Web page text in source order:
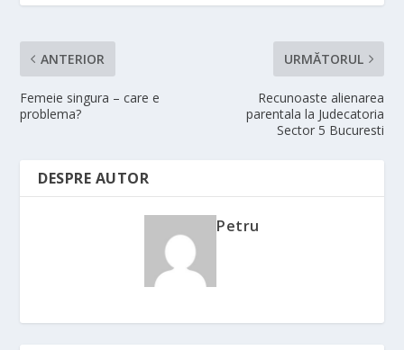
ANTERIOR
Femeie singura – care e
problema?
URMĂTORUL
Recunoaste alienarea
parentala la Judecatoria
Sector 5 Bucuresti
DESPRE AUTOR
Petru